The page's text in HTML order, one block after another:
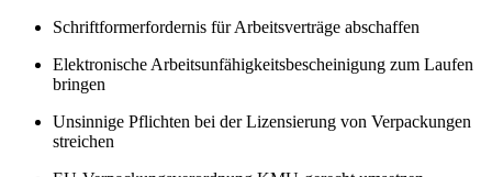
Schriftformerfordernis für Arbeitsverträge abschaffen
Elektronische Arbeitsunfähigkeitsbescheinigung zum Laufen
bringen
Unsinnige Pflichten bei der Lizensierung von Verpackungen
streichen